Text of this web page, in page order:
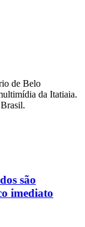
de Belo
da Itatiaia.
são
imediato